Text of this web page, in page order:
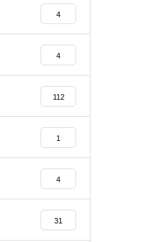
4
4
112
1
4
31